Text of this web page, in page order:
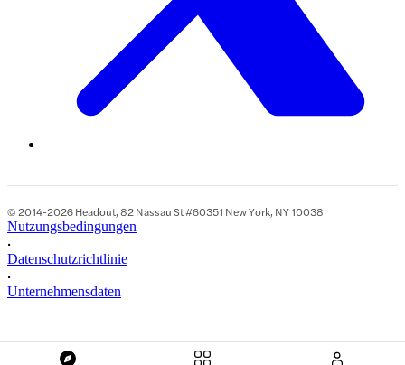
© 2014-2026 Headout, 82 Nassau St #60351 New York, NY 10038
Nutzungsbedingungen
•
Datenschutzrichtlinie
•
Unternehmensdaten